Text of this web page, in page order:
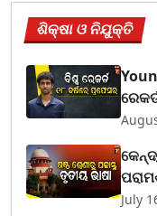
ଶିକ୍ଷା ଓ ନିଯୁକ୍ତି
July